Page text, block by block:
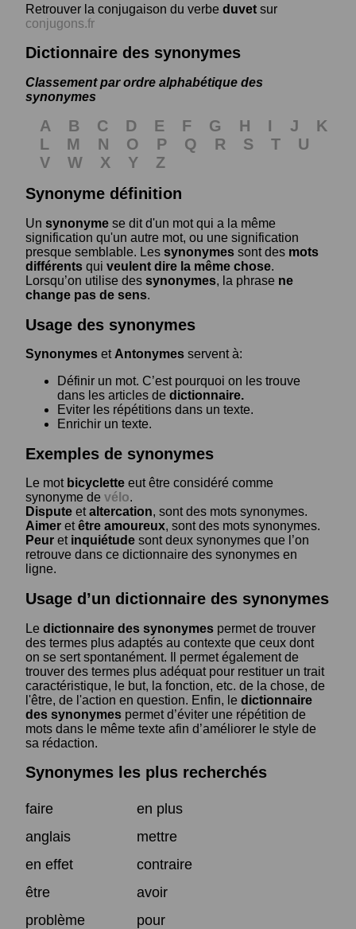
Retrouver la conjugaison du verbe duvet sur
conjugons.fr
Dictionnaire des synonymes
Classement par ordre alphabétique des
synonymes
A B C D E F G H I J
K
L
M N O P Q R S T
U
V
W X Y
Z
Synonyme définition
Un synonyme se dit d'un mot qui a la même
signification qu'un autre mot, ou une signification
presque semblable. Les synonymes sont des mots
différents qui veulent dire la même chose.
Lorsqu’on utilise des synonymes, la phrase ne
change pas de sens.
Usage des synonymes
Synonymes et Antonymes servent à:
Définir un mot. C’est pourquoi on les trouve
dans les articles de dictionnaire.
Eviter les répétitions dans un texte.
Enrichir un texte.
Exemples de synonymes
Le mot bicyclette eut être considéré comme
synonyme de vélo.
Dispute etaltercation, sont des mots synonymes.
Aimer etêtre amoureux, sont des mots synonymes.
Peur et inquiétude sont deux synonymes que l’on
retrouve dans ce dictionnaire des synonymes en
ligne.
Usage d’un dictionnaire des synonymes
Le dictionnaire des synonymes permet de trouver
des termes plus adaptés au contexte que ceux dont
on se sert spontanément. Il permet également de
trouver des termes plus adéquat pour restituer un trait
caractéristique, le but, la fonction, etc. de la chose, de
l'être, de l'action en question. Enfin, le dictionnaire
des synonymes permet d’éviter une répétition de
mots dans le même texte afin d’améliorer le style de
sa rédaction.
Synonymes les plus recherchés
faire
en plus
anglais
mettre
en effet
contraire
être
avoir
problème
pour